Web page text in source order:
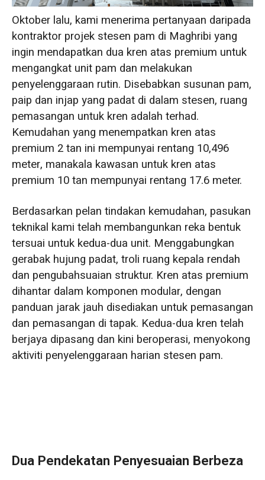
Hubungi Kami
Oktober lalu, kami menerima pertanyaan daripada
kontraktor projek stesen pam di Maghribi yang
ingin mendapatkan dua kren atas premium untuk
mengangkat unit pam dan melakukan
penyelenggaraan rutin. Disebabkan susunan pam,
paip dan injap yang padat di dalam stesen, ruang
pemasangan untuk kren adalah terhad.
Kemudahan yang menempatkan kren atas
premium 2 tan ini mempunyai rentang 10,496
meter, manakala kawasan untuk kren atas
premium 10 tan mempunyai rentang 17.6 meter.
Berdasarkan pelan tindakan kemudahan, pasukan
teknikal kami telah membangunkan reka bentuk
tersuai untuk kedua-dua unit. Menggabungkan
gerabak hujung padat, troli ruang kepala rendah
dan pengubahsuaian struktur. Kren atas premium
dihantar dalam komponen modular, dengan
panduan jarak jauh disediakan untuk pemasangan
dan pemasangan di tapak. Kedua-dua kren telah
berjaya dipasang dan kini beroperasi, menyokong
aktiviti penyelenggaraan harian stesen pam.
Dua Pendekatan Penyesuaian Berbeza